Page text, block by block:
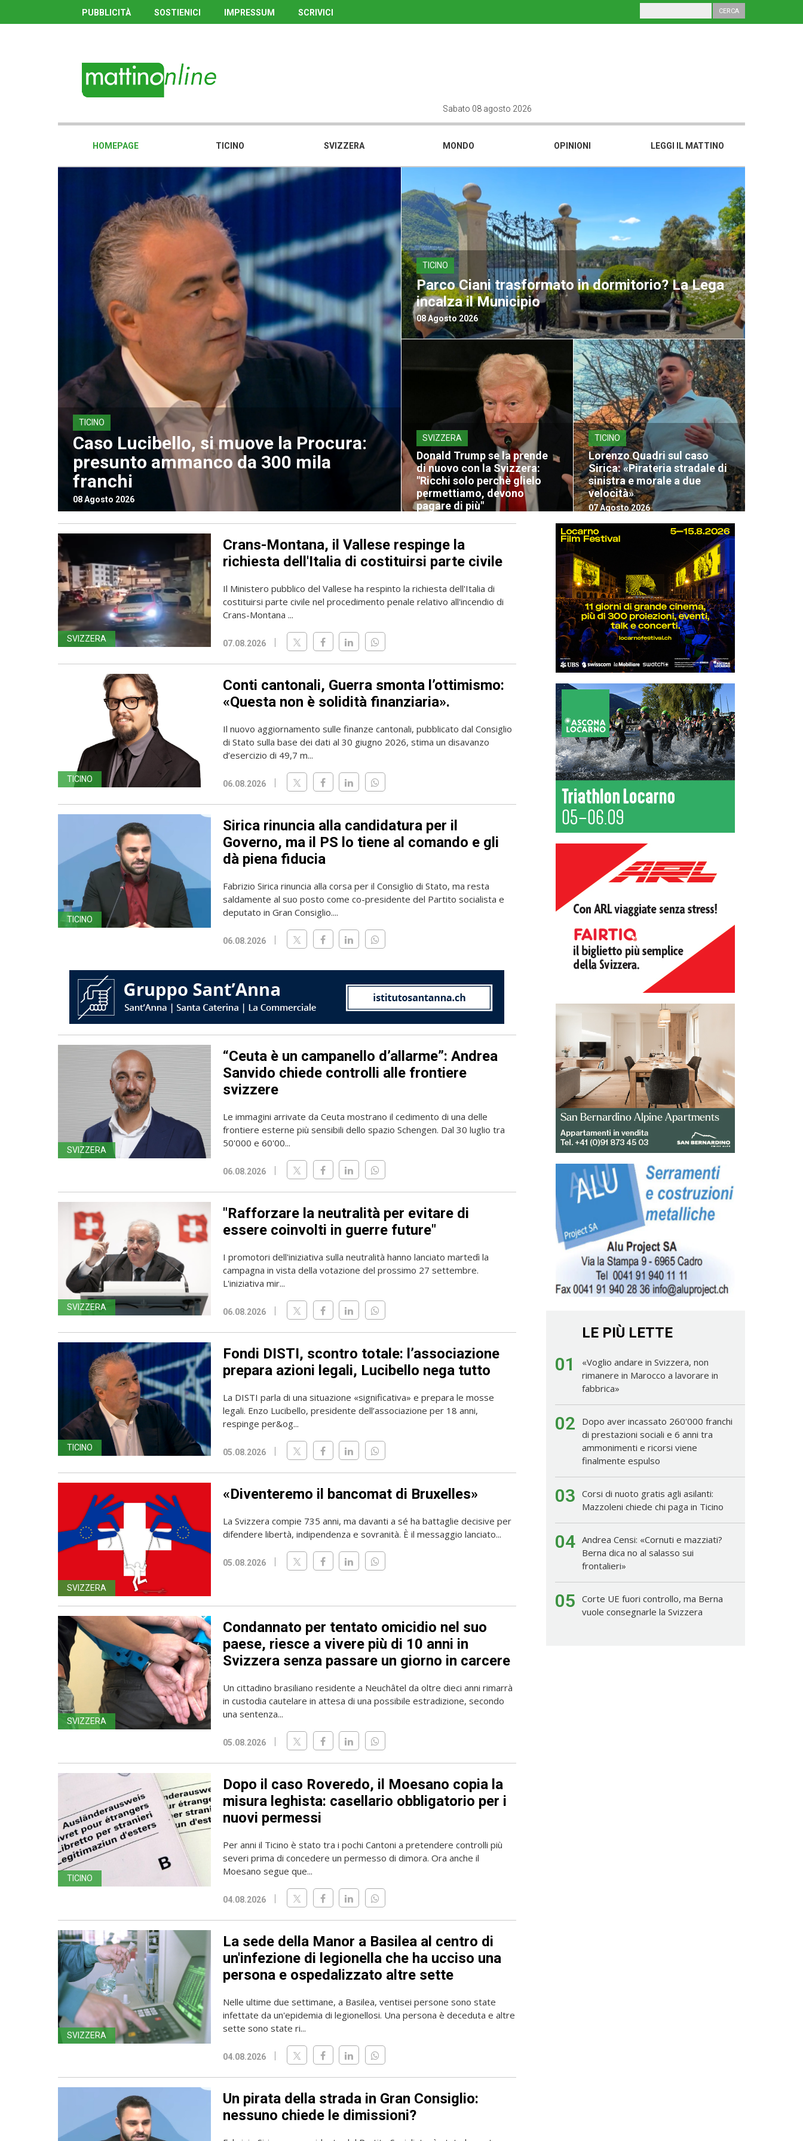
PUBBLICITÀ SOSTIENICI IMPRESSUM SCRIVICI
Sabato 08 agosto 2026
HOMEPAGE TICINO SVIZZERA MONDO OPINIONI LEGGI IL MATTINO
TICINO
Caso Lucibello, si muove la Procura:
presunto ammanco da 300 mila
franchi
08 Agosto 2026
TICINO
Parco Ciani trasformato in dormitorio? La Lega
incalza il Municipio
08 Agosto 2026
SVIZZERA
Donald Trump se la prende
di nuovo con la Svizzera:
"Ricchi solo perchè glielo
permettiamo, devono
pagare di più"
TICINO
Lorenzo Quadri sul caso
Sirica: «Pirateria stradale di
sinistra e morale a due
velocità»
07 Agosto 2026
SVIZZERA
Crans-Montana, il Vallese respinge la
richiesta dell'Italia di costituirsi parte civile
Il Ministero pubblico del Vallese ha respinto la richiesta dell'Italia di
costituirsi parte civile nel procedimento penale relativo all'incendio di
Crans-Montana ...
07.08.2026
TICINO
Conti cantonali, Guerra smonta l’ottimismo:
«Questa non è solidità finanziaria».
Il nuovo aggiornamento sulle finanze cantonali, pubblicato dal Consiglio
di Stato sulla base dei dati al 30 giugno 2026, stima un disavanzo
d’esercizio di 49,7 m...
06.08.2026
TICINO
Sirica rinuncia alla candidatura per il
Governo, ma il PS lo tiene al comando e gli
dà piena fiducia
Fabrizio Sirica rinuncia alla corsa per il Consiglio di Stato, ma resta
saldamente al suo posto come co-presidente del Partito socialista e
deputato in Gran Consiglio....
06.08.2026
SVIZZERA
“Ceuta è un campanello d’allarme”: Andrea
Sanvido chiede controlli alle frontiere
svizzere
Le immagini arrivate da Ceuta mostrano il cedimento di una delle
frontiere esterne più sensibili dello spazio Schengen. Dal 30 luglio tra
50'000 e 60'00...
06.08.2026
SVIZZERA
"Rafforzare la neutralità per evitare di
essere coinvolti in guerre future"
I promotori dell'iniziativa sulla neutralità hanno lanciato martedì la
campagna in vista della votazione del prossimo 27 settembre.
L'iniziativa mir...
06.08.2026
TICINO
Fondi DISTI, scontro totale: l’associazione
prepara azioni legali, Lucibello nega tutto
La DISTI parla di una situazione «significativa» e prepara le mosse
legali. Enzo Lucibello, presidente dell’associazione per 18 anni,
respinge per&og...
05.08.2026
SVIZZERA
«Diventeremo il bancomat di Bruxelles»
La Svizzera compie 735 anni, ma davanti a sé ha battaglie decisive per
difendere libertà, indipendenza e sovranità. È il messaggio lanciato...
05.08.2026
SVIZZERA
Condannato per tentato omicidio nel suo
paese, riesce a vivere più di 10 anni in
Svizzera senza passare un giorno in carcere
Un cittadino brasiliano residente a Neuchâtel da oltre dieci anni rimarrà
in custodia cautelare in attesa di una possibile estradizione, secondo
una sentenza...
05.08.2026
TICINO
Dopo il caso Roveredo, il Moesano copia la
misura leghista: casellario obbligatorio per i
nuovi permessi
Per anni il Ticino è stato tra i pochi Cantoni a pretendere controlli più
severi prima di concedere un permesso di dimora. Ora anche il
Moesano segue que...
04.08.2026
SVIZZERA
La sede della Manor a Basilea al centro di
un'infezione di legionella che ha ucciso una
persona e ospedalizzato altre sette
Nelle ultime due settimane, a Basilea, ventisei persone sono state
infettate da un'epidemia di legionellosi. Una persona è deceduta e altre
sette sono state ri...
04.08.2026
Un pirata della strada in Gran Consiglio:
nessuno chiede le dimissioni?
LE PIÙ LETTE
01
«Voglio andare in Svizzera, non
rimanere in Marocco a lavorare in
fabbrica»
02
Dopo aver incassato 260'000 franchi
di prestazioni sociali e 6 anni tra
ammonimenti e ricorsi viene
finalmente espulso
03 Corsi di nuoto gratis agli asilanti:
Mazzoleni chiede chi paga in Ticino
04 Andrea Censi: «Cornuti e mazziati?
Berna dica no al salasso sui
frontalieri»
05 Corte UE fuori controllo, ma Berna
vuole consegnarle la Svizzera